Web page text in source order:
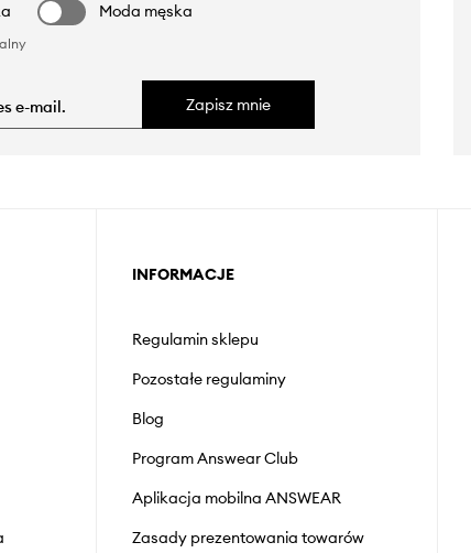
Moda męska
Zapisz mnie
INFORMACJE
Regulamin sklepu
Pozostałe regulaminy
Blog
Program Answear Club
Aplikacja mobilna ANSWEAR
Zasady prezentowania towarów